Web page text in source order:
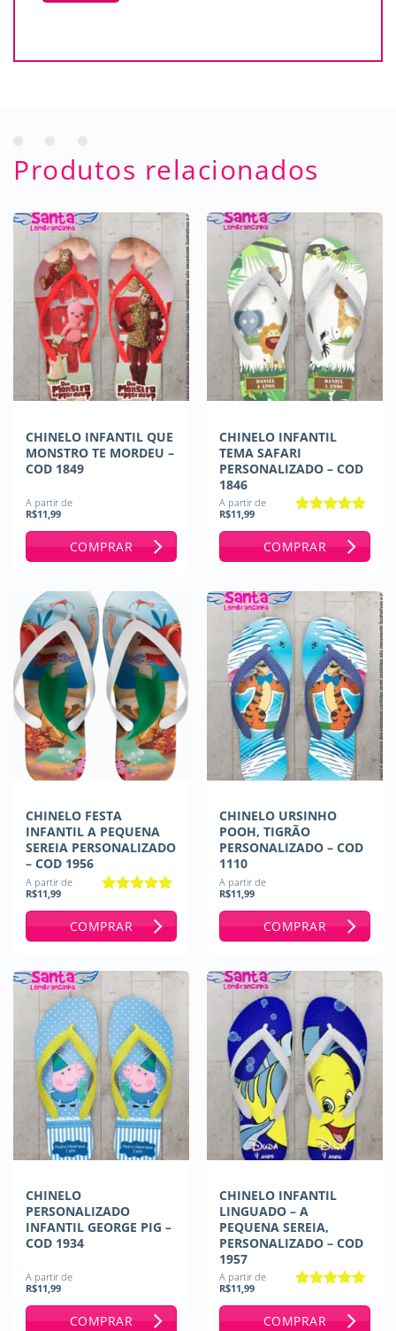
Produtos relacionados
CHINELO INFANTIL QUE
MONSTRO TE MORDEU –
COD 1849
A partir de
R$11,99
COMPRAR
CHINELO INFANTIL
TEMA SAFARI
PERSONALIZADO – COD
1846
A partir de
R$11,99
COMPRAR
CHINELO FESTA
INFANTIL A PEQUENA
SEREIA PERSONALIZADO
– COD 1956
A partir de
R$11,99
COMPRAR
CHINELO URSINHO
POOH, TIGRÃO
PERSONALIZADO – COD
1110
A partir de
R$11,99
COMPRAR
CHINELO
PERSONALIZADO
INFANTIL GEORGE PIG –
COD 1934
A partir de
R$11,99
COMPRAR
CHINELO INFANTIL
LINGUADO – A
PEQUENA SEREIA,
PERSONALIZADO – COD
1957
A partir de
R$11,99
COMPRAR